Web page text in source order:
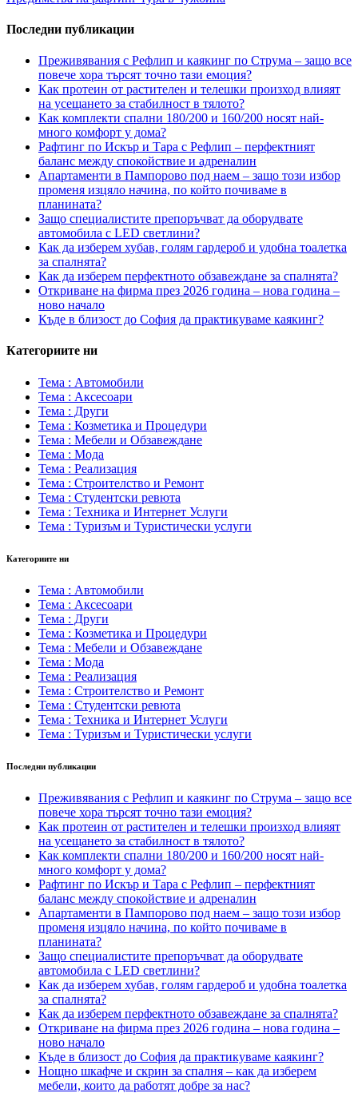
Последни публикации
Преживявания с Рефлип и каякинг по Струма – защо все
повече хора търсят точно тази емоция?
Как протеин от растителен и телешки произход влияят
на усещането за стабилност в тялото?
Как комплекти спални 180/200 и 160/200 носят най-
много комфорт у дома?
Рафтинг по Искър и Тара с Рефлип – перфектният
баланс между спокойствие и адреналин
Апартаменти в Пампорово под наем – защо този избор
променя изцяло начина, по който почиваме в
планината?
Защо специалистите препоръчват да оборудвате
автомобила с LED светлини?
Как да изберем хубав, голям гардероб и удобна тоалетка
за спалнята?
Как да изберем перфектното обзавеждане за спалнята?
Откриване на фирма през 2026 година – нова година –
ново начало
Къде в близост до София да практикуваме каякинг?
Категориите ни
Тема : Автомобили
Тема : Аксесоари
Тема : Други
Тема : Козметика и Процедури
Тема : Мебели и Обзавеждане
Тема : Мода
Тема : Реализация
Тема : Строителство и Ремонт
Тема : Студентски ревюта
Тема : Техника и Интернет Услуги
Тема : Туризъм и Туристически услуги
Категориите ни
Тема : Автомобили
Тема : Аксесоари
Тема : Други
Тема : Козметика и Процедури
Тема : Мебели и Обзавеждане
Тема : Мода
Тема : Реализация
Тема : Строителство и Ремонт
Тема : Студентски ревюта
Тема : Техника и Интернет Услуги
Тема : Туризъм и Туристически услуги
Последни публикации
Преживявания с Рефлип и каякинг по Струма – защо все
повече хора търсят точно тази емоция?
Как протеин от растителен и телешки произход влияят
на усещането за стабилност в тялото?
Как комплекти спални 180/200 и 160/200 носят най-
много комфорт у дома?
Рафтинг по Искър и Тара с Рефлип – перфектният
баланс между спокойствие и адреналин
Апартаменти в Пампорово под наем – защо този избор
променя изцяло начина, по който почиваме в
планината?
Защо специалистите препоръчват да оборудвате
автомобила с LED светлини?
Как да изберем хубав, голям гардероб и удобна тоалетка
за спалнята?
Как да изберем перфектното обзавеждане за спалнята?
Откриване на фирма през 2026 година – нова година –
ново начало
Къде в близост до София да практикуваме каякинг?
Нощно шкафче и скрин за спалня – как да изберем
мебели, които да работят добре за нас?